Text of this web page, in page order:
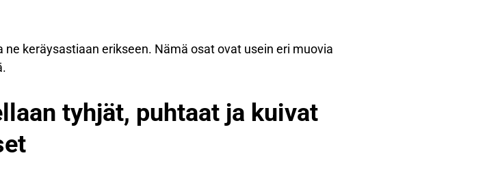
keräysastiaan erikseen. Nämä osat ovat usein eri muovia
tyhjät, puhtaat ja kuivat